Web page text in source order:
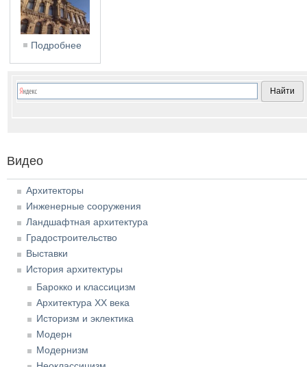
Подробнее
Видео
Архитекторы
Инженерные сооружения
Ландшафтная архитектура
Градостроительство
Выставки
История архитектуры
Барокко и классицизм
Архитектура XX века
Историзм и эклектика
Модерн
Модернизм